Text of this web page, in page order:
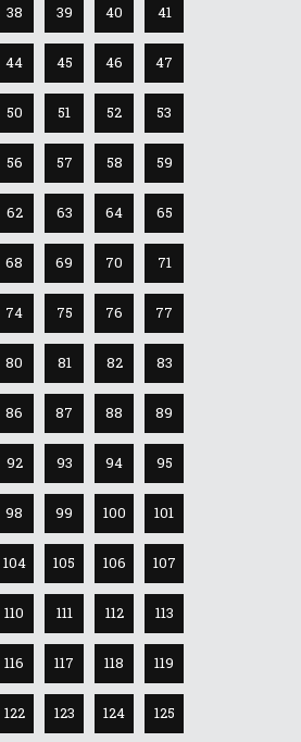
38 39 40 41
44 45 46 47
50 51 52 53
56 57 58 59
62 63 64 65
68 69 70 71
74 75 76 77
80 81 82 83
86 87 88 89
92 93 94 95
98 99 100 101
104 105 106 107
110 111 112 113
116 117 118 119
122 123 124 125